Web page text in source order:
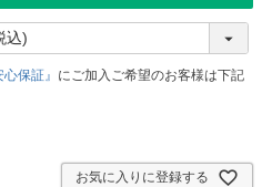
須
)
保証』 にご加入ご希望のお客様は下記
お気に入りに登録する